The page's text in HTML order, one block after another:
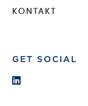
KONTAKT
GET SOCIAL